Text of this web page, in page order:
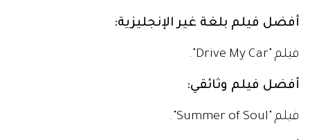
أفضل فيلم بلغة غير الإنجليزية:
فيلم "Drive My Car".
أفضل فيلم وثائقي:
فيلم "Summer of Soul".